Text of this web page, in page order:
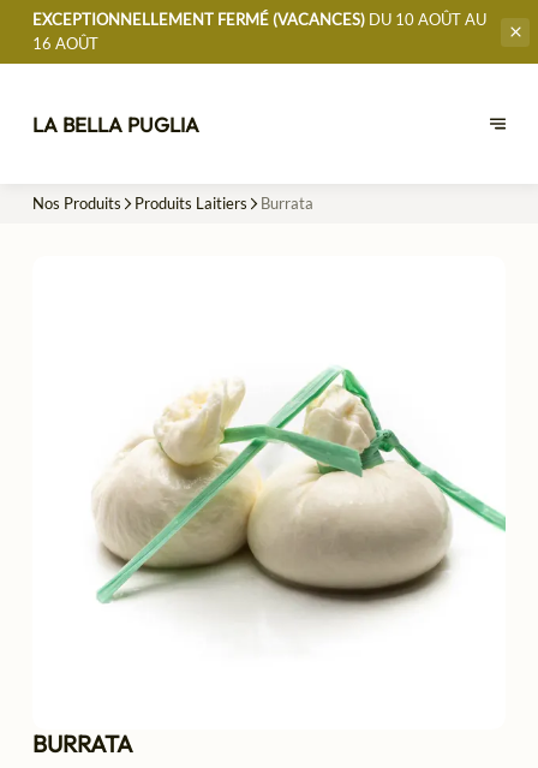
EXCEPTIONNELLEMENT FERMÉ (VACANCES)DU 10 AOÛT AU
16 AOÛT
LA BELLA PUGLIA
Nos Produits Produits Laitiers Burrata
BURRATA